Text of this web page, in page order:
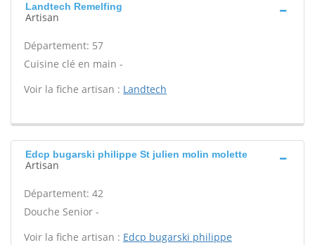
Landtech Remelfing
Artisan
Département: 57
Cuisine clé en main -
Voir la fiche artisan : Landtech
Edcp bugarski philippe St julien molin molette
Artisan
Département: 42
Douche Senior -
Voir la fiche artisan : Edcp bugarski philippe